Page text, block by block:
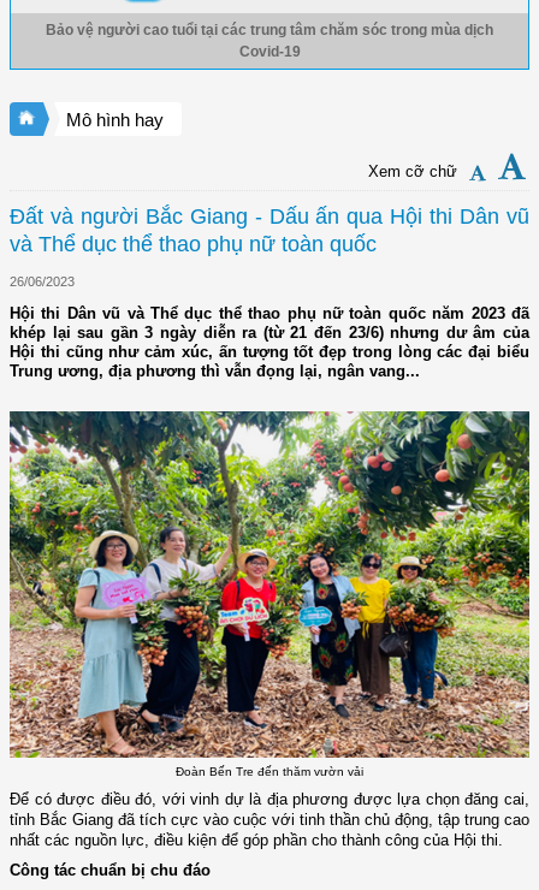
Bảo vệ người cao tuổi tại các trung tâm chăm sóc trong mùa dịch
Covid-19
Mô hình hay
Xem cỡ chữ
Đất và người Bắc Giang - Dấu ấn qua Hội thi Dân vũ
và Thể dục thể thao phụ nữ toàn quốc
26/06/2023
Hội thi Dân vũ và Thể dục thể thao phụ nữ toàn quốc năm 2023 đã
khép lại sau gần 3 ngày diễn ra (từ 21 đến 23/6) nhưng dư âm của
Hội thi cũng như cảm xúc, ấn tượng tốt đẹp trong lòng các đại biểu
Trung ương, địa phương thì vẫn đọng lại, ngân vang...
Đoàn Bến Tre đến thăm vườn vải
Để có được điều đó, với vinh dự là địa phương được lựa chọn đăng cai,
tỉnh Bắc Giang đã tích cực vào cuộc với tinh thần chủ động, tập trung cao
nhất các nguồn lực, điều kiện để góp phần cho thành công của Hội thi.
Công tác chuẩn bị chu đáo